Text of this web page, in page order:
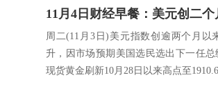
周二(11月3日)美元指数创逾两个月以
升，因市场预期美国选民选出下一任
现货黄金刷新10月28日以来高点至